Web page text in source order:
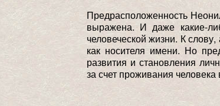
Предрасположенность
выражена. И даже какие-
человеческой жизни. К
как носителя имени. Но
развития и становления
за счет проживания